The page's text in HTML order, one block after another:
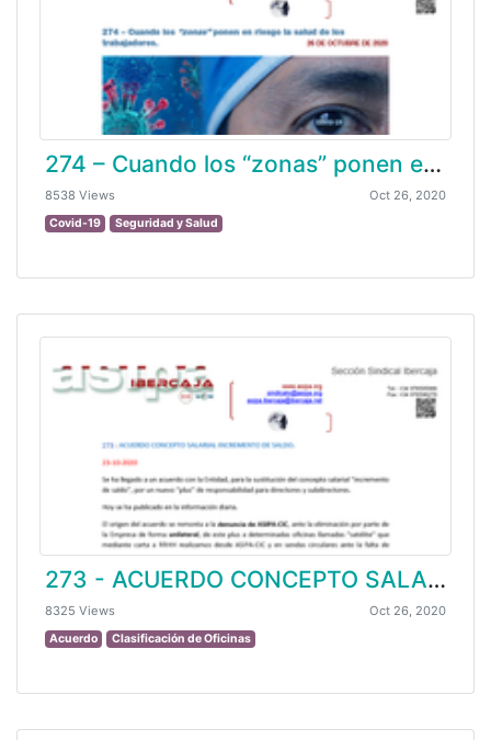
274 – Cuando los “zonas” ponen en riesgo la salud de los trabajadores.
8538 Views Oct 26, 2020
Covid-19 Seguridad y Salud
273 - ACUERDO CONCEPTO SALARIAL INCREMENTO DE SALDO.
8325 Views Oct 26, 2020
Acuerdo Clasificación de Oficinas